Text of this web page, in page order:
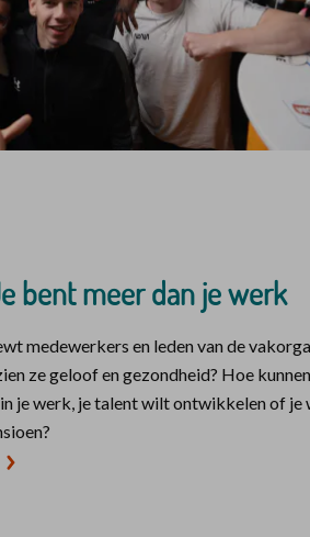
bent meer dan je werk
medewerkers en leden van de
ze geloof en gezondheid? Hoe
je werk, je talent wilt ontwikkelen of je